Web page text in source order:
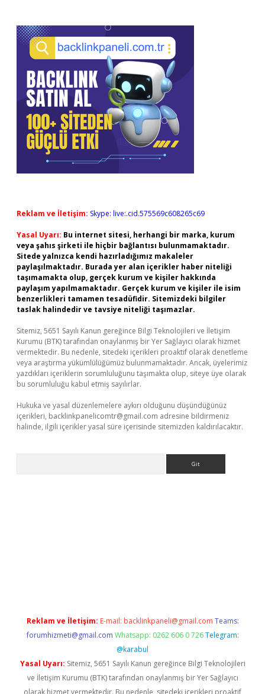
Reklam ve İletişim: Skype: live:.cid.575569c608265c69
Yasal Uyarı: Bu internet sitesi, herhangi bir marka, kurum
veya şahıs şirketi ile hiçbir bağlantısı bulunmamaktadır.
Sitede yalnızca kendi hazırladığımız makaleler
paylaşılmaktadır. Burada yer alan içerikler haber niteliği
taşımamakta olup, gerçek kurum ve kişiler hakkında
paylaşım yapılmamaktadır. Gerçek kurum ve kişiler ile isim
benzerlikleri tamamen tesadüfidir. Sitemizdeki bilgiler
taslak halindedir ve tavsiye niteliği taşımazlar.
Sitemiz, 5651 Sayılı Kanun gereğince Bilgi Teknolojileri ve İletişim
Kurumu (BTK) tarafından onaylanmış bir Yer Sağlayıcı olarak hizmet
vermektedir. Bu nedenle, sitedeki içerikleri proaktif olarak denetleme
veya araştırma yükümlülüğümüz bulunmamaktadır. Ancak, üyelerimiz
yazdıkları içeriklerin sorumluluğunu taşımakta olup, siteye üye olarak
bu sorumluluğu kabul etmiş sayılırlar.
Hukuka ve yasal düzenlemelere aykırı olduğunu düşündüğünüz
içerikleri, backlinkpanelicomtr@gmail.com adresine bildirmeniz
halinde, ilgili içerikler yasal süre içerisinde sitemizden kaldırılacaktır.
Reklam ve İletişim: E-mail: backlinkpaneli@gmail.com Teams:
forumhizmeti@gmail.com Whatsapp: 0262 606 0 726 Telegram:
@karabul
Yasal Uyarı: Sitemiz, 5651 Sayılı Kanun gereğince Bilgi Teknolojileri
ve İletişim Kurumu (BTK) tarafından onaylanmış bir Yer Sağlayıcı
olarak hizmet vermektedir. Bu nedenle, sitedeki içerikleri proaktif